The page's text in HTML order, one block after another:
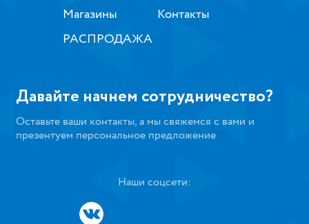
Магазины
РАСПРОДАЖА
Контакты
Давайте начнем сотрудничество?
Оставьте ваши контакты, а мы свяжемся с вами и
презентуем персональное предложение
Наши соцсети: